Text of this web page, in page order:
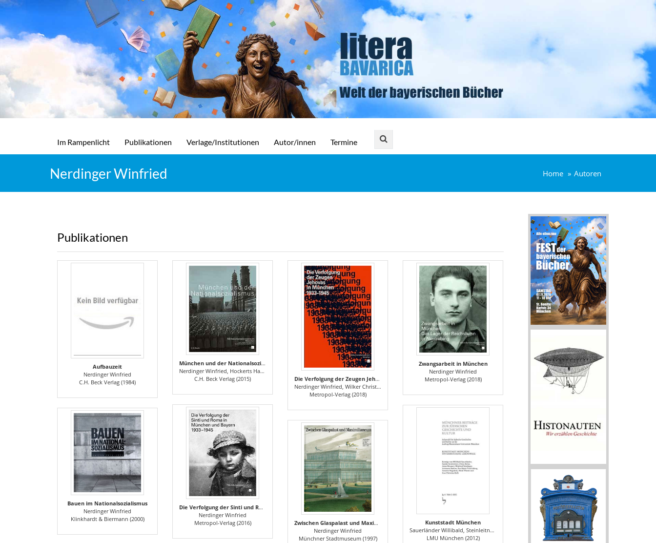
Im Rampenlicht Publikationen Verlage/Institutionen Autor/innen Termine
Nerdinger Winfried Home Autoren
Publikationen
Aufbauzeit
Nerdinger Winfried
C.H. Beck Verlag (1984)
München und der Nationalsozialismus
Nerdinger Winfried, Hockerts Hans Günter, Krauss Marita, Longerich Peter, Grdanjski Mirjana, Eisen Markus
C.H. Beck Verlag (2015)
Die Verfolgung der Zeugen Jehovas in München 1933–1945
Nerdinger Winfried, Wilker Christoph
Metropol-Verlag (2018)
Zwangsarbeit in München
Nerdinger Winfried
Metropol-Verlag (2018)
Die Verfolgung der Sinti und Roma in München und Bayern 1933–1945
Nerdinger Winfried
Metropol-Verlag (2016)
Kunststadt München
Sauerländer Willibald, Steinleitner Sandra, Balun Olena, MessnerAnna, Nerdinger Winfried, Shalem Avinoam, Troelenberg Eva-Maria, Hagedorn Annette, Thiede Heidi, Kolb Lisa Christina
LMU München (2012)
Bauen im Nationalsozialismus
Nerdinger Winfried
Klinkhardt & Biermann (2000)
Zwischen Glaspalast und Maximilianeum
Nerdinger Winfried
Münchner Stadtmuseum (1997)